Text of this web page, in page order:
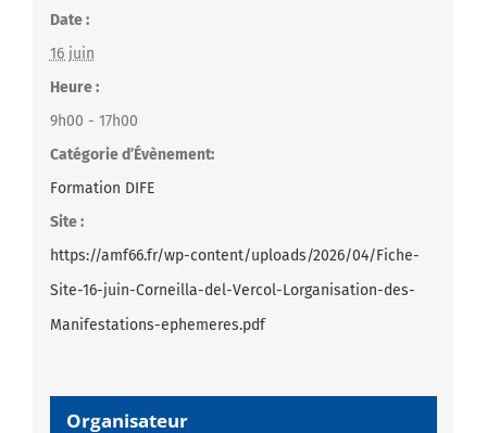
Date :
16 juin
Heure :
9h00 - 17h00
Catégorie d’Évènement:
Formation DIFE
Site :
https://amf66.fr/wp-content/uploads/2026/04/Fiche-
Site-16-juin-Corneilla-del-Vercol-Lorganisation-des-
Manifestations-ephemeres.pdf
Organisateur